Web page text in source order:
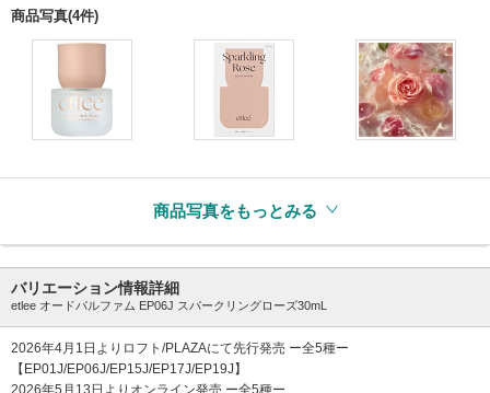
商品写真(4件)
商品写真をもっとみる
バリエーション情報詳細
etlee オードパルファム EP06J スパークリングローズ30mL
2026年4月1日よりロフト/PLAZAにて先行発売 ー全5種ー
【EP01J/EP06J/EP15J/EP17J/EP19J】
2026年5月13日よりオンライン発売 ー全5種ー